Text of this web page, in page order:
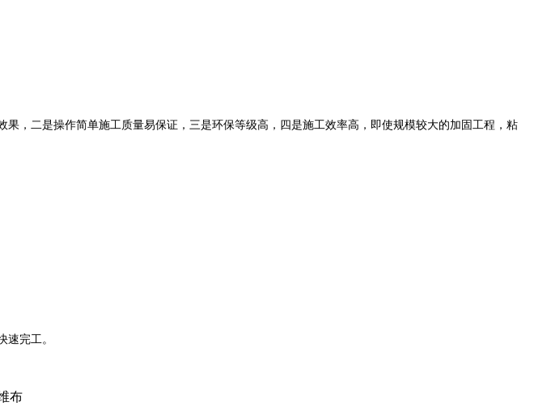
果，二是操作简单施工质量易保证，三是环保等级高，四是施工效率高，即使规模较大的加固工程，粘
完工。